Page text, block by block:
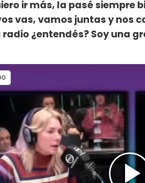
ir más, la pasé siempre
vas, vamos juntas y nos
¿entendés? Soy una